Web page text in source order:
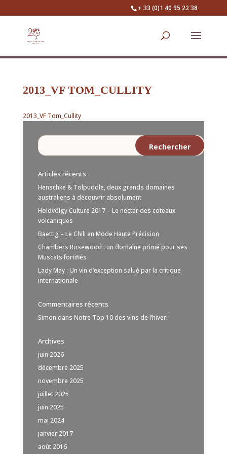
+ 33 (0)1 40 95 22 38
2013_VF TOM_CULLITY
2013_VF Tom_Cullity
Articles récents
Henschke & Tolpuddle, deux grands domaines
australiens à découvrir absolument
Holdvölgy Culture 2017 – Le nectar des coteaux
volcaniques
Baettig – Le Chili en Mode Haute Précision
Chambers Rosewood : un domaine primé pour ses
Muscats fortifiés
Lady May : Un vin d’exception salué par la critique
internationale
Commentaires récents
Simon dans Notre Top 10 des vins de l’hiver!
Archives
juin 2026
décembre 2025
novembre 2025
juillet 2025
juin 2025
mai 2024
janvier 2017
août 2016